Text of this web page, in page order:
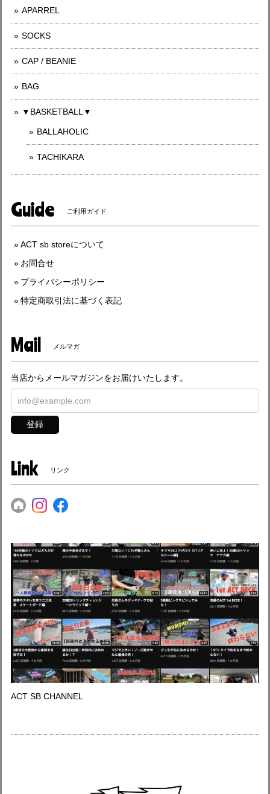
APARREL
SOCKS
CAP / BEANIE
BAG
▼BASKETBALL▼
BALLAHOLIC
TACHIKARA
Guide ご利用ガイド
ACT sb storeについて
お問合せ
プライバシーポリシー
特定商取引法に基づく表記
Mail メルマガ
当店からメールマガジンをお届けいたします。
登録
Link リンク
ACT SB CHANNEL